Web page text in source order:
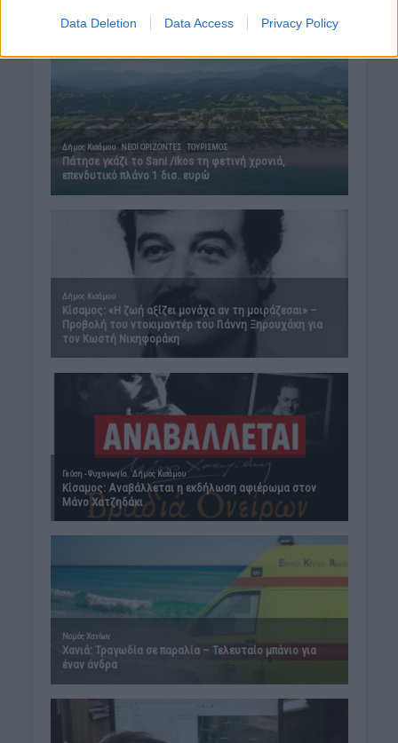
Data Deletion Data Access Privacy Policy